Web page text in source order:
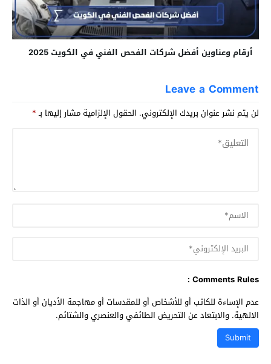
أرقام وعناوين أفضل شركات الفحص الفني في الكويت 2025
Leave a Comment
لن يتم نشر عنوان بريدك الإلكتروني. الحقول الإلزامية مشار إليها بـ*
Comments Rules :
عدم الإساءة للكاتب أو للأشخاص أو للمقدسات أو مهاجمة الأديان أو الذات
الالهية. والابتعاد عن التحريض الطائفي والعنصري والشتائم.